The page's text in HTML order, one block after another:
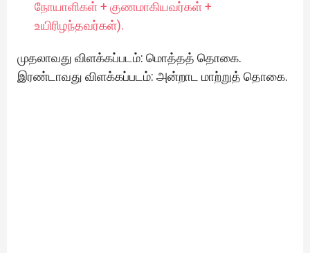
நோயாளிகள் + குணமாகியவர்கள் +
உயிரிழந்தவர்கள்).
முதலாவது விளக்கப்படம்: மொத்தத் தொகை.
இரண்டாவது விளக்கப்படம்: அன்றாட மாற்றுத் தொகை.